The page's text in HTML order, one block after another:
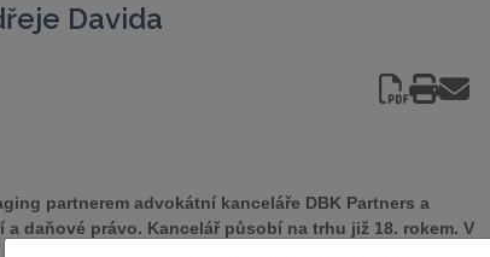
Davida
partnerem advokátní kanceláře DBK Partners a
daňové právo. Kancelář působí na trhu již 18. rokem. V